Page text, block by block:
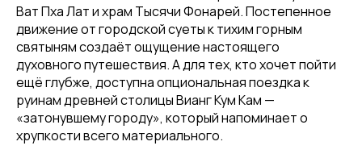
Ват Пха Лат и храм Тысячи Фонарей. Постепенное
движение от городской суеты к тихим горным
святыням создаёт ощущение настоящего
духовного путешествия. А для тех, кто хочет пойти
ещё глубже, доступна опциональная поездка к
руинам древней столицы Вианг Кум Кам —
«затонувшему городу», который напоминает о
хрупкости всего материального.